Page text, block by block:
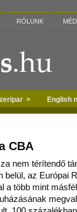
RÓLUNK
» English
CBA
nem térítendő
belül, az Európai
a több mint